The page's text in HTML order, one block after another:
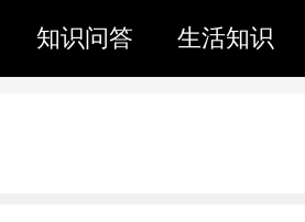
知识问答 生活知识